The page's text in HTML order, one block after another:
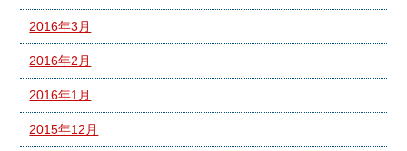
2016年3月
2016年2月
2016年1月
2015年12月